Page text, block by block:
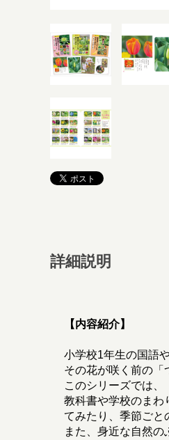
詳細説明
【内容紹介】
小学校1年生の国語
その花が咲く前の「
このシリーズでは、
教科書や学校のまわ
てみたり、季節ごと
また、身近な自然の